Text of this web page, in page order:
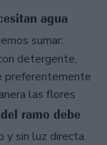
agua
sumar:
detergente,
preferentemente
las flores
ramo debe
y sin luz directa.